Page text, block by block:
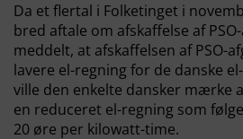
Da et flertal i Folketinget i
bred aftale om afskaffelse af
meddelt, at afskaffelsen af PSO-
lavere el-regning for de danske
ville den enkelte dansker mærke
en reduceret el-regning som
20 øre per kilowatt-time.